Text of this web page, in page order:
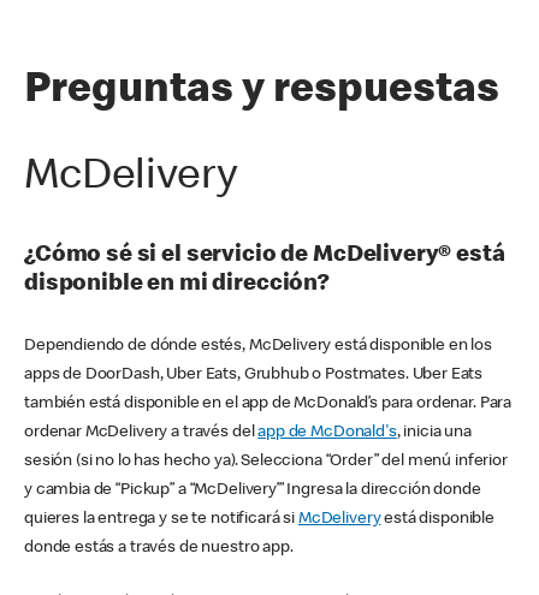
Preguntas y respuestas
McDelivery
¿Cómo sé si el servicio de McDelivery® está
disponible en mi dirección?
Dependiendo de dónde estés, McDelivery está disponible en los
apps de DoorDash, Uber Eats, Grubhub o Postmates. Uber Eats
también está disponible en el app de McDonald’s para ordenar. Para
ordenar McDelivery a través delapp de McDonald's, inicia una
sesión (si no lo has hecho ya). Selecciona “Order” del menú inferior
y cambia de “Pickup” a “McDelivery’” Ingresa la dirección donde
quieres la entrega y se te notificará si McDeliveryestá disponible
donde estás a través de nuestro app.